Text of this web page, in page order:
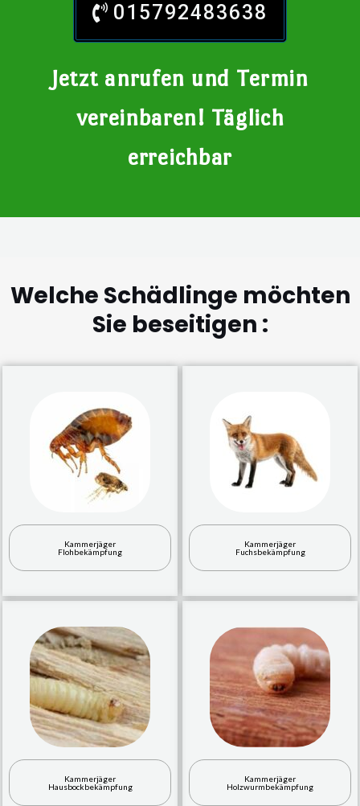
015792483638
Jetzt anrufen und Termin
vereinbaren! Täglich
erreichbar
Welche Schädlinge möchten
Sie beseitigen :
Kammerjäger
Flohbekämpfung
Kammerjäger
Fuchsbekämpfung
Kammerjäger
Hausbockbekämpfung
Kammerjäger
Holzwurmbekämpfung